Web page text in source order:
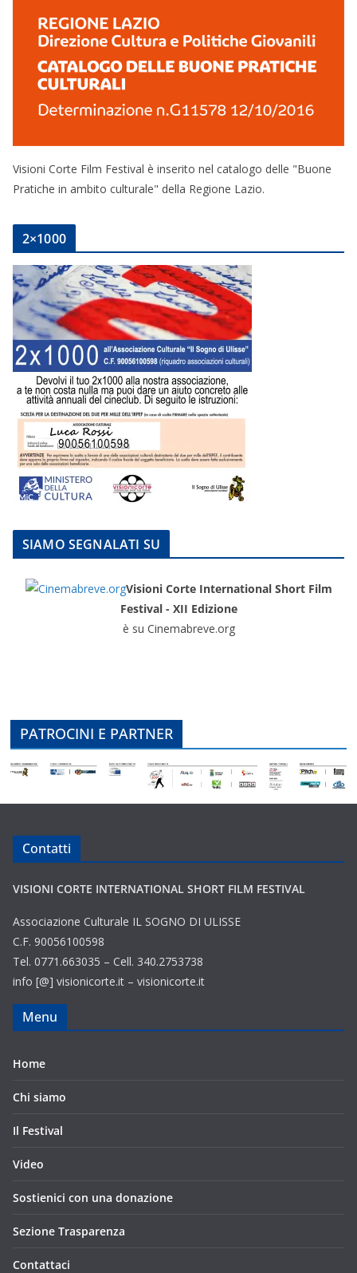
Visioni Corte Film Festival è inserito nel catalogo delle "Buone
Pratiche in ambito culturale" della Regione Lazio.
2×1000
SIAMO SEGNALATI SU
Visioni Corte International Short Film
Festival - XII Edizione
è su Cinemabreve.org
PATROCINI E PARTNER
Contatti
VISIONI CORTE INTERNATIONAL SHORT FILM FESTIVAL
Associazione Culturale IL SOGNO DI ULISSE
C.F. 90056100598
Tel. 0771.663035 – Cell. 340.2753738
info [@] visionicorte.it – visionicorte.it
Menu
Home
Chi siamo
Il Festival
Video
Sostienici con una donazione
Sezione Trasparenza
Contattaci